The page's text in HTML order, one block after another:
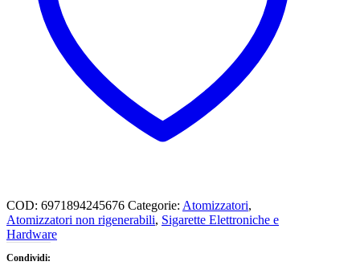
COD: 6971894245676 Categorie: Atomizzatori,
Atomizzatori non rigenerabili, Sigarette Elettroniche e
Hardware
Condividi: